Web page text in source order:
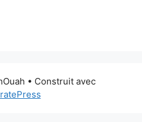
• Construit avec